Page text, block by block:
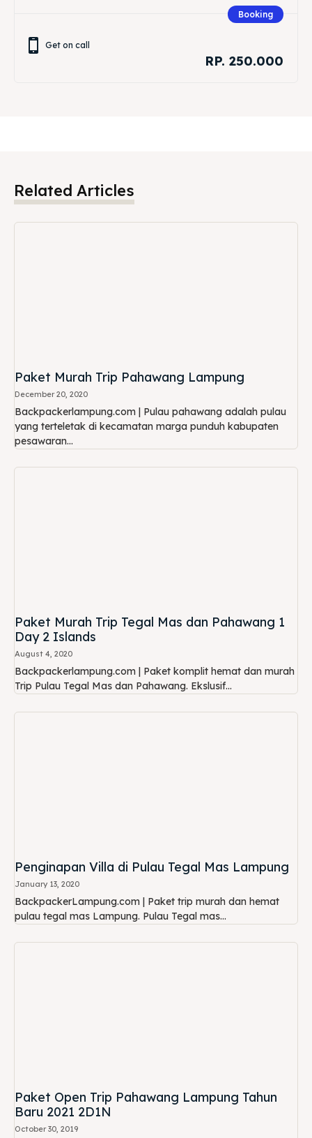
Booking
Get on call
RP. 250.000
Related Articles
Paket Murah Trip Pahawang Lampung
December 20, 2020
Backpackerlampung.com | Pulau pahawang adalah pulau
yang terteletak di kecamatan marga punduh kabupaten
pesawaran...
Paket Murah Trip Tegal Mas dan Pahawang 1
Day 2 Islands
August 4, 2020
Backpackerlampung.com | Paket komplit hemat dan murah
Trip Pulau Tegal Mas dan Pahawang. Ekslusif...
Penginapan Villa di Pulau Tegal Mas Lampung
January 13, 2020
BackpackerLampung.com | Paket trip murah dan hemat
pulau tegal mas Lampung. Pulau Tegal mas...
Paket Open Trip Pahawang Lampung Tahun
Baru 2021 2D1N
October 30, 2019